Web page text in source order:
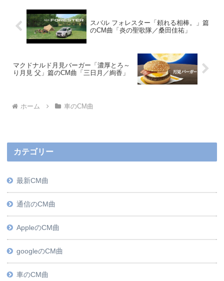
スバル フォレスター「頼れる相棒。」篇
のCM曲「炎の聖歌隊／桑田佳祐」
マクドナルド月見バーガー「濃厚とろ～
り月見 父」篇のCM曲「三日月／絢香」
ホーム 車のCM曲
カテゴリー
最新CM曲
通信のCM曲
AppleのCM曲
googleのCM曲
車のCM曲